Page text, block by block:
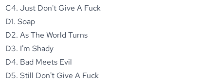
C4. Just Don't Give A Fuck
D1. Soap
D2. As The World Turns
D3. I'm Shady
D4. Bad Meets Evil
D5. Still Don't Give A Fuck